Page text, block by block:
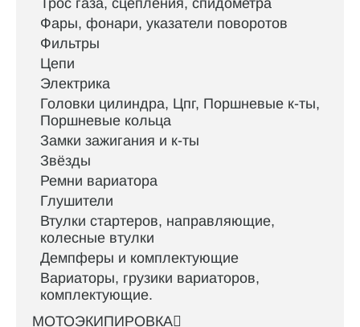
Трос газа, сцепления, спидометра
Фары, фонари, указатели поворотов
Фильтры
Цепи
Электрика
Головки цилиндра, Цпг, Поршневые к-ты,
Поршневые кольца
Замки зажигания и к-ты
Звёзды
Ремни вариатора
Глушители
Втулки стартеров, направляющие,
колесные втулки
Демпферы и комплектующие
Вариаторы, грузики вариаторов,
комплектующие.
МОТОЭКИПИРОВКА